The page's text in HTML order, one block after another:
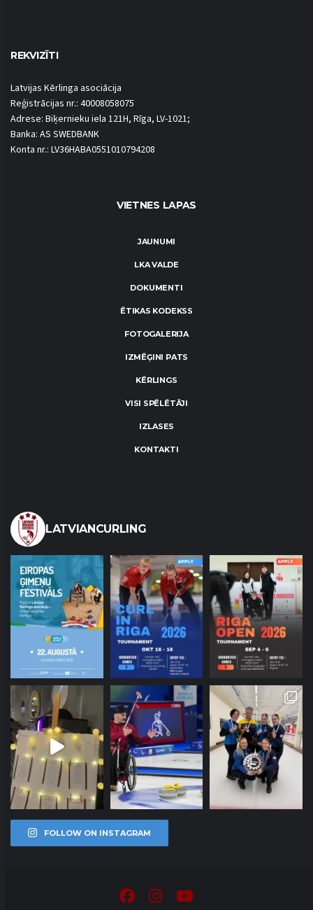
REKVIZĪTI
Latvijas Kērlinga asociācija
Reģistrācijas nr.: 40008058075
Adrese: Biķernieku iela 121H, Rīga, LV-1021;
Banka: AS SWEDBANK
Konta nr.: LV36HABA0551010794208
VIETNES LAPAS
JAUNUMI
LKA VALDE
DOKUMENTI
ĒTIKAS KODEKSS
FOTOGALERIJA
IZMĒĢINI PATS
KĒRLINGS
VISI SPĒLĒTĀJI
IZLASES
KONTAKTI
LATVIANCURLING
FOLLOW ON INSTAGRAM